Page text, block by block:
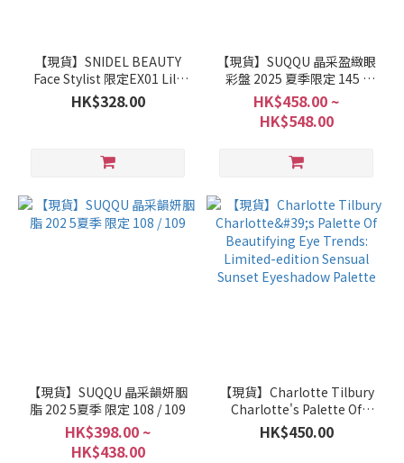
【現貨】SNIDEL BEAUTY
Face Stylist 限定EX01 Lily
Tutu
HK$328.00
【現貨】SUQQU 晶采盈緻眼
彩盤 2025 夏季限定 145 /
146
HK$458.00 ~
HK$548.00
【現貨】SUQQU 晶采韻妍胭
脂 202 5夏季 限定 108 / 109
HK$398.00 ~
HK$438.00
【現貨】Charlotte Tilbury
Charlotte's Palette Of
Beautifying Eye Trends:
Limited-edition Sensual
HK$450.00